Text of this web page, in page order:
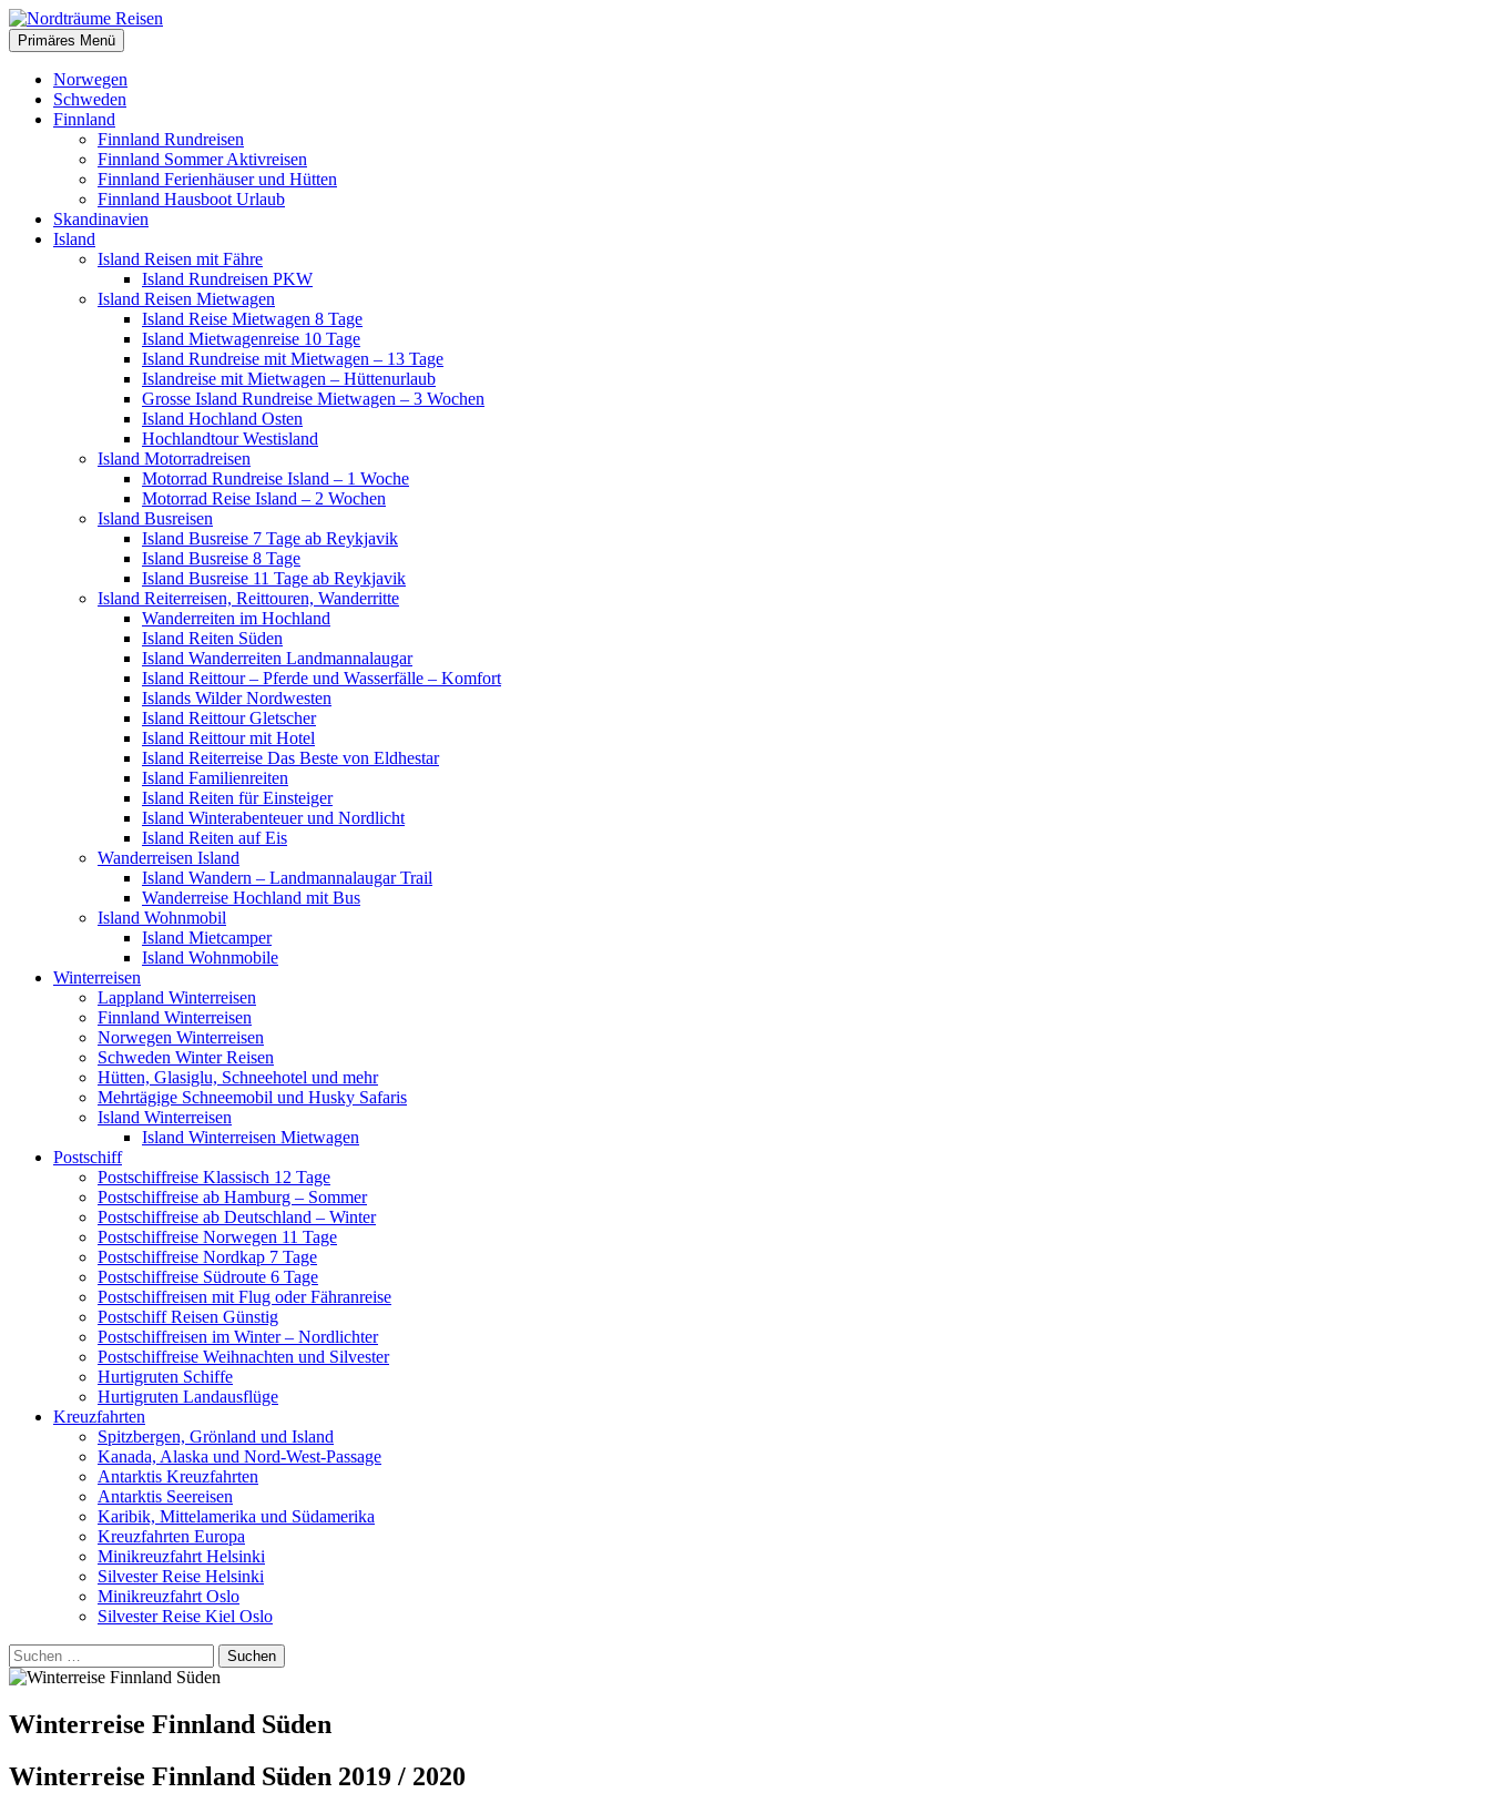
Zum
Inhalt
springen
Nordträume Reisen
Suchen
Primäres Menü
Norwegen
Schweden
Finnland
Finnland Rundreisen
Finnland Sommer Aktivreisen
Finnland Ferienhäuser und Hütten
Finnland Hausboot Urlaub
Skandinavien
Island
Island Reisen mit Fähre
Island Rundreisen PKW
Island Reisen Mietwagen
Island Reise Mietwagen 8 Tage
Island Mietwagenreise 10 Tage
Island Rundreise mit Mietwagen – 13 Tage
Islandreise mit Mietwagen – Hüttenurlaub
Grosse Island Rundreise Mietwagen – 3 Wochen
Island Hochland Osten
Hochlandtour Westisland
Island Motorradreisen
Motorrad Rundreise Island – 1 Woche
Motorrad Reise Island – 2 Wochen
Island Busreisen
Island Busreise 7 Tage ab Reykjavik
Island Busreise 8 Tage
Island Busreise 11 Tage ab Reykjavik
Island Reiterreisen, Reittouren, Wanderritte
Wanderreiten im Hochland
Island Reiten Süden
Island Wanderreiten Landmannalaugar
Island Reittour – Pferde und Wasserfälle – Komfort
Islands Wilder Nordwesten
Island Reittour Gletscher
Island Reittour mit Hotel
Island Reiterreise Das Beste von Eldhestar
Island Familienreiten
Island Reiten für Einsteiger
Island Winterabenteuer und Nordlicht
Island Reiten auf Eis
Wanderreisen Island
Island Wandern – Landmannalaugar Trail
Wanderreise Hochland mit Bus
Island Wohnmobil
Island Mietcamper
Island Wohnmobile
Winterreisen
Lappland Winterreisen
Finnland Winterreisen
Norwegen Winterreisen
Schweden Winter Reisen
Hütten, Glasiglu, Schneehotel und mehr
Mehrtägige Schneemobil und Husky Safaris
Island Winterreisen
Island Winterreisen Mietwagen
Postschiff
Postschiffreise Klassisch 12 Tage
Postschiffreise ab Hamburg – Sommer
Postschiffreise ab Deutschland – Winter
Postschiffreise Norwegen 11 Tage
Postschiffreise Nordkap 7 Tage
Postschiffreise Südroute 6 Tage
Postschiffreisen mit Flug oder Fähranreise
Postschiff Reisen Günstig
Postschiffreisen im Winter – Nordlichter
Postschiffreise Weihnachten und Silvester
Hurtigruten Schiffe
Hurtigruten Landausflüge
Kreuzfahrten
Spitzbergen, Grönland und Island
Kanada, Alaska und Nord-West-Passage
Antarktis Kreuzfahrten
Antarktis Seereisen
Karibik, Mittelamerika und Südamerika
Kreuzfahrten Europa
Minikreuzfahrt Helsinki
Silvester Reise Helsinki
Minikreuzfahrt Oslo
Silvester Reise Kiel Oslo
Suchen
nach:
Winterreise Finnland Süden
Winterreise Finnland Süden 2019 / 2020